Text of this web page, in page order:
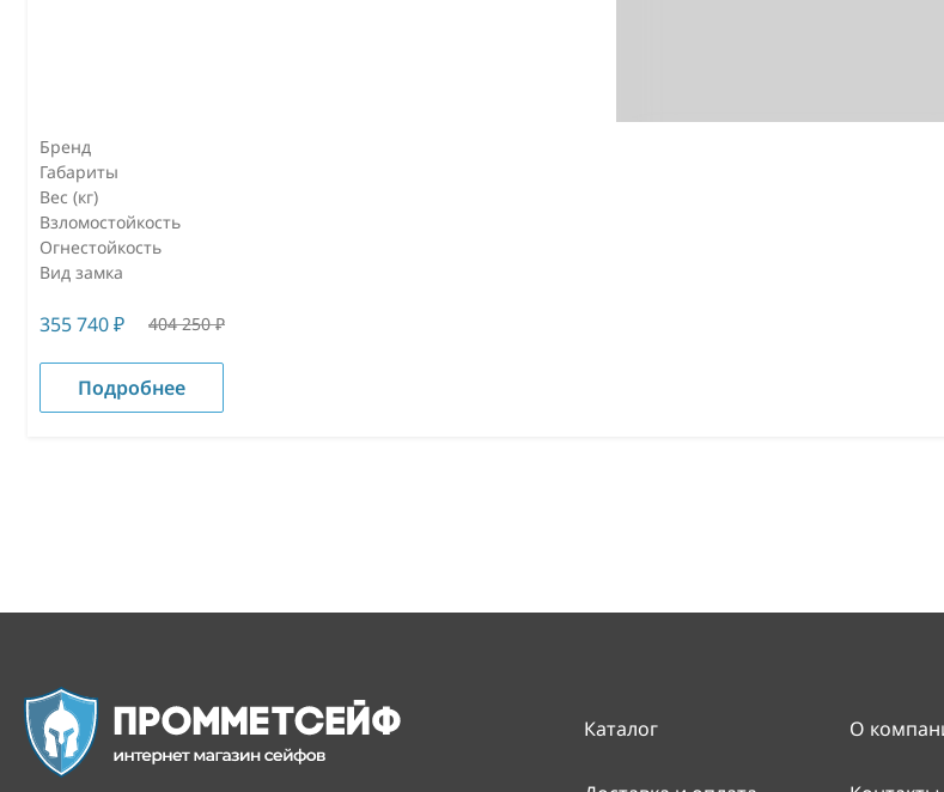
Бренд
Габариты
Вес (кг)
Взломостойкость
Огнестойкость
Вид замка
355 740₽ 404 250₽
Подробнее
Каталог О